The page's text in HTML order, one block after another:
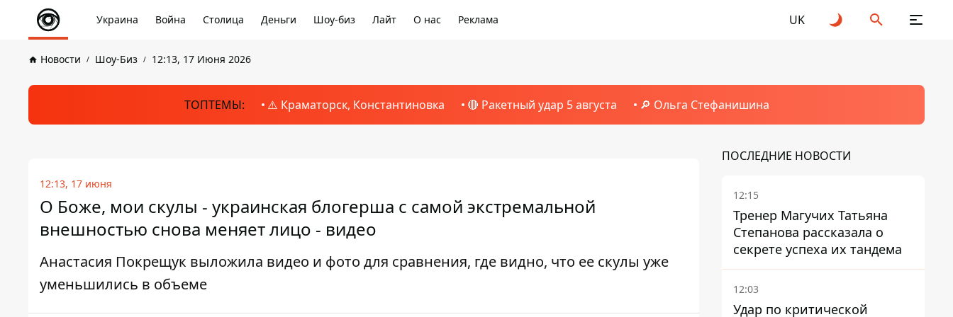
Украина Война Столица Деньги Шоу-биз Лайт О нас Реклама UK
Новости Шоу-Биз 12:13, 17 Июня 2026
ТОПТЕМЫ: ⚠️ Краматорск, Константиновка 🔴 Ракетный удар 5 августа 🔎 Ольга Стефанишина
12:13, 17 июня
О Боже, мои скулы - украинская блогерша с самой экстремальной
внешностью снова меняет лицо - видео
Анастасия Покрещук выложила видео и фото для сравнения, где видно, что ее скулы уже
уменьшились в объеме
ПОСЛЕДНИЕ НОВОСТИ
12:15
Тренер Магучих Татьяна
Степанова рассказала о
секрете успеха их тандема
12:03
Удар по критической